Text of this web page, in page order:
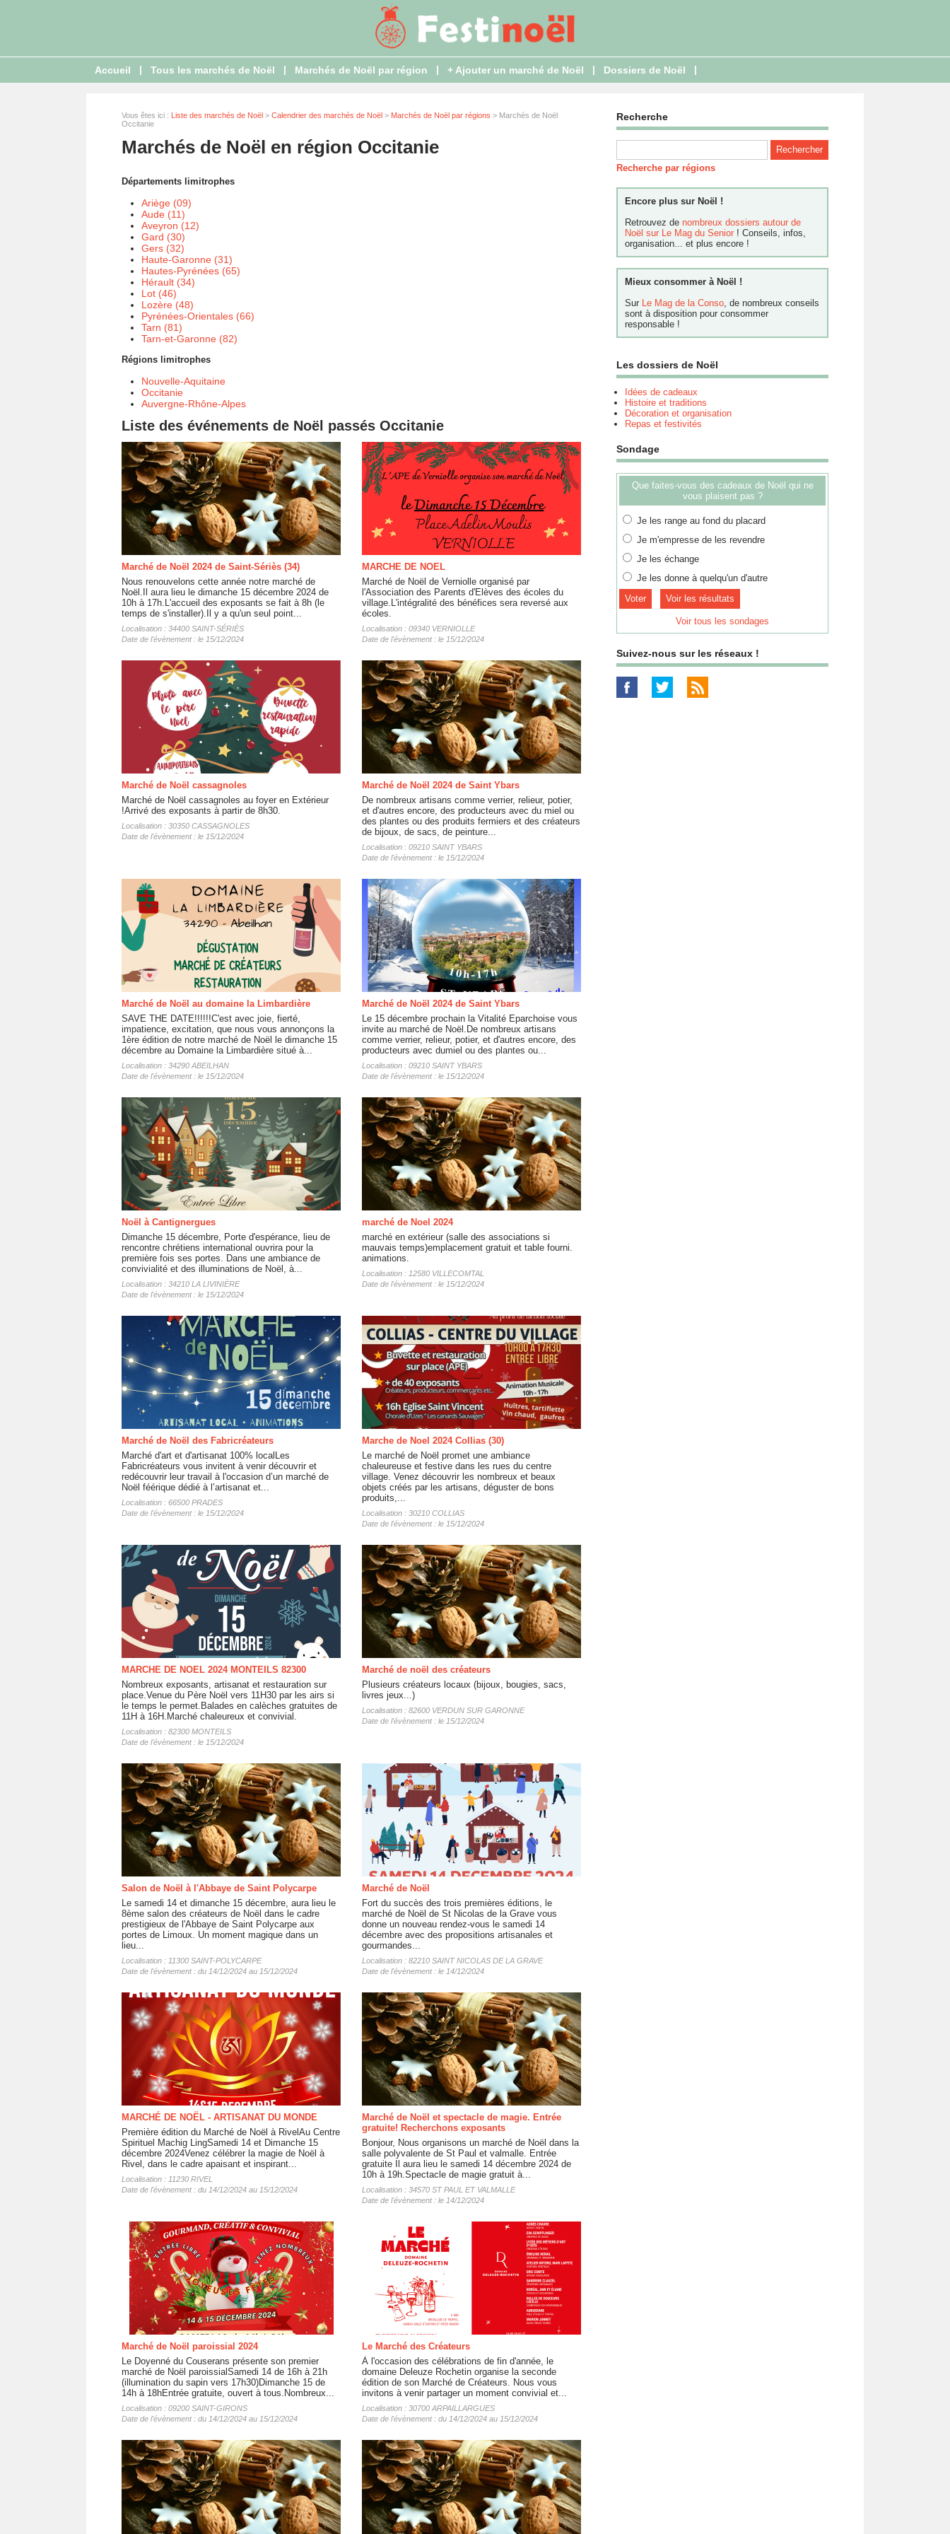
Accueil | Tous les marchés de Noël | Marchés de Noël par région | + Ajouter un marché de Noël | Dossiers de Noël |
Vous êtes ici : Liste des marchés de Noël > Calendrier des marchés de Noël > Marchés de Noël par régions > Marchés de Noël
Occitanie
Marchés de Noël en région Occitanie
Départements limitrophes
Ariège (09)
Aude (11)
Aveyron (12)
Gard (30)
Gers (32)
Haute-Garonne (31)
Hautes-Pyrénées (65)
Hérault (34)
Lot (46)
Lozère (48)
Pyrénées-Orientales (66)
Tarn (81)
Tarn-et-Garonne (82)
Régions limitrophes
Nouvelle-Aquitaine
Occitanie
Auvergne-Rhône-Alpes
Liste des événements de Noël passés Occitanie
Marché de Noël 2024 de Saint-Sériès (34)
Nous renouvelons cette année notre marché de
Noël.Il aura lieu le dimanche 15 décembre 2024 de
10h à 17h.L'accueil des exposants se fait à 8h (le
temps de s'installer).Il y a qu'un seul point...
Localisation : 34400 SAINT-SÉRIÈS
Date de l'évènement : le 15/12/2024
MARCHE DE NOEL
Marché de Noël de Verniolle organisé par
l'Association des Parents d'Elèves des écoles du
village.L'intégralité des bénéfices sera reversé aux
écoles.
Localisation : 09340 VERNIOLLE
Date de l'évènement : le 15/12/2024
Marché de Noël cassagnoles
Marché de Noël cassagnoles au foyer en Extérieur
!Arrivé des exposants à partir de 8h30.
Localisation : 30350 CASSAGNOLES
Date de l'évènement : le 15/12/2024
Marché de Noël 2024 de Saint Ybars
De nombreux artisans comme verrier, relieur, potier,
et d'autres encore, des producteurs avec du miel ou
des plantes ou des produits fermiers et des créateurs
de bijoux, de sacs, de peinture...
Localisation : 09210 SAINT YBARS
Date de l'évènement : le 15/12/2024
Marché de Noël au domaine la Limbardière
SAVE THE DATE!!!!!!C'est avec joie, fierté,
impatience, excitation, que nous vous annonçons la
1ère édition de notre marché de Noël le dimanche 15
décembre au Domaine la Limbardière situé à...
Localisation : 34290 ABEILHAN
Date de l'évènement : le 15/12/2024
Marché de Noël 2024 de Saint Ybars
Le 15 décembre prochain la Vitalité Eparchoise vous
invite au marché de Noël.De nombreux artisans
comme verrier, relieur, potier, et d'autres encore, des
producteurs avec dumiel ou des plantes ou...
Localisation : 09210 SAINT YBARS
Date de l'évènement : le 15/12/2024
Noël à Cantignergues
Dimanche 15 décembre, Porte d'espérance, lieu de
rencontre chrétiens international ouvrira pour la
première fois ses portes. Dans une ambiance de
convivialité et des illuminations de Noël, à...
Localisation : 34210 LA LIVINIÈRE
Date de l'évènement : le 15/12/2024
marché de Noel 2024
marché en extérieur (salle des associations si
mauvais temps)emplacement gratuit et table fourni.
animations.
Localisation : 12580 VILLECOMTAL
Date de l'évènement : le 15/12/2024
Marché de Noël des Fabricréateurs
Marché d'art et d'artisanat 100% localLes
Fabricréateurs vous invitent à venir découvrir et
redécouvrir leur travail à l'occasion d’un marché de
Noël féérique dédié à l’artisanat et...
Localisation : 66500 PRADES
Date de l'évènement : le 15/12/2024
Marche de Noel 2024 Collias (30)
Le marché de Noël promet une ambiance
chaleureuse et festive dans les rues du centre
village. Venez découvrir les nombreux et beaux
objets créés par les artisans, déguster de bons
produits,...
Localisation : 30210 COLLIAS
Date de l'évènement : le 15/12/2024
MARCHE DE NOEL 2024 MONTEILS 82300
Nombreux exposants, artisanat et restauration sur
place.Venue du Père Noël vers 11H30 par les airs si
le temps le permet.Balades en calèches gratuites de
11H à 16H.Marché chaleureux et convivial.
Localisation : 82300 MONTEILS
Date de l'évènement : le 15/12/2024
Marché de noël des créateurs
Plusieurs créateurs locaux (bijoux, bougies, sacs,
livres jeux...)
Localisation : 82600 VERDUN SUR GARONNE
Date de l'évènement : le 15/12/2024
Salon de Noël à l'Abbaye de Saint Polycarpe
Le samedi 14 et dimanche 15 décembre, aura lieu le
8ème salon des créateurs de Noël dans le cadre
prestigieux de l'Abbaye de Saint Polycarpe aux
portes de Limoux. Un moment magique dans un
lieu...
Localisation : 11300 SAINT-POLYCARPE
Date de l'évènement : du 14/12/2024 au 15/12/2024
Marché de Noël
Fort du succès des trois premières éditions, le
marché de Noël de St Nicolas de la Grave vous
donne un nouveau rendez-vous le samedi 14
décembre avec des propositions artisanales et
gourmandes...
Localisation : 82210 SAINT NICOLAS DE LA GRAVE
Date de l'évènement : le 14/12/2024
MARCHÉ DE NOËL - ARTISANAT DU MONDE
Première édition du Marché de Noël à RivelAu Centre
Spirituel Machig LingSamedi 14 et Dimanche 15
décembre 2024Venez célébrer la magie de Noël à
Rivel, dans le cadre apaisant et inspirant...
Localisation : 11230 RIVEL
Date de l'évènement : du 14/12/2024 au 15/12/2024
Marché de Noël et spectacle de magie. Entrée
gratuite! Recherchons exposants
Bonjour, Nous organisons un marché de Noël dans la
salle polyvalente de St Paul et valmalle. Entrée
gratuite Il aura lieu le samedi 14 décembre 2024 de
10h à 19h.Spectacle de magie gratuit à...
Localisation : 34570 ST PAUL ET VALMALLE
Date de l'évènement : le 14/12/2024
Marché de Noël paroissial 2024
Le Doyenné du Couserans présente son premier
marché de Noël paroissialSamedi 14 de 16h à 21h
(illumination du sapin vers 17h30)Dimanche 15 de
14h à 18hEntrée gratuite, ouvert à tous.Nombreux...
Localisation : 09200 SAINT-GIRONS
Date de l'évènement : du 14/12/2024 au 15/12/2024
Le Marché des Créateurs
À l'occasion des célébrations de fin d'année, le
domaine Deleuze Rochetin organise la seconde
édition de son Marché de Créateurs. Nous vous
invitons à venir partager un moment convivial et...
Localisation : 30700 ARPAILLARGUES
Date de l'évènement : du 14/12/2024 au 15/12/2024
Recherche
Recherche par régions
Encore plus sur Noël !
Retrouvez de nombreux dossiers autour de
Noël sur Le Mag du Senior ! Conseils, infos,
organisation... et plus encore !
Mieux consommer à Noël !
Sur Le Mag de la Conso, de nombreux conseils
sont à disposition pour consommer
responsable !
Les dossiers de Noël
Idées de cadeaux
Histoire et traditions
Décoration et organisation
Repas et festivités
Sondage
Que faites-vous des cadeaux de Noël qui ne
vous plaisent pas ?
Je les range au fond du placard
Je m'empresse de les revendre
Je les échange
Je les donne à quelqu'un d'autre
Voir les résultats
Voir tous les sondages
Suivez-nous sur les réseaux !